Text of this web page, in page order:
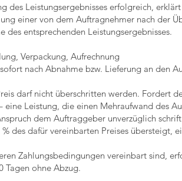
des Leistungsergebnisses erfolgreich,
einer von dem Auftragnehmer nach der
des entsprechenden Leistungsergebnisses.
Verpackung, Aufrechnung
nach Abnahme bzw. Lieferung an den
darf nicht überschritten werden. Fordert
eine Leistung, die einen Mehraufwand des
dem Auftraggeber unverzüglich
des dafür vereinbarten Preises
Zahlungsbedingungen vereinbart sind,
Tagen ohne Abzug.